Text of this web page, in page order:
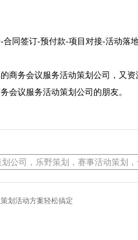
同签订-预付款-项目对接-活动落
商务会议服务活动策划公司，又
会议服务活动策划公司的朋友。
划公司，乐野策划，赛事活动策划
划活动方案轻松搞定